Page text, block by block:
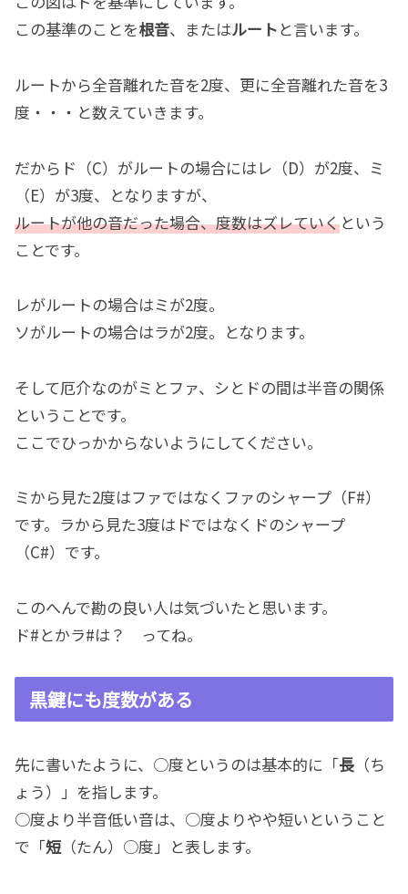
この基準のことを根音、またはルートと言います。
ルートから全音離れた音を2度、更に全音離れた音を3
度・・・と数えていきます。
だからド（C）がルートの場合にはレ（D）が2度、ミ
（E）が3度、となりますが、
ルートが他の音だった場合、度数はズレていくという
ことです。
レがルートの場合はミが2度。
ソがルートの場合はラが2度。となります。
そして厄介なのがミとファ、シとドの間は半音の関係
ということです。
ここでひっかからないようにしてください。
ミから見た2度はファではなくファのシャープ（F#）
です。ラから見た3度はドではなくドのシャープ
（C#）です。
このへんで勘の良い人は気づいたと思います。
ド#とかラ#は？ ってね。
黒鍵にも度数がある
先に書いたように、○度というのは基本的に「長 （ち
ょう）」を指します。
○度より半音低い音は、○度よりやや短いということ
で「短 （たん）○度」と表します。